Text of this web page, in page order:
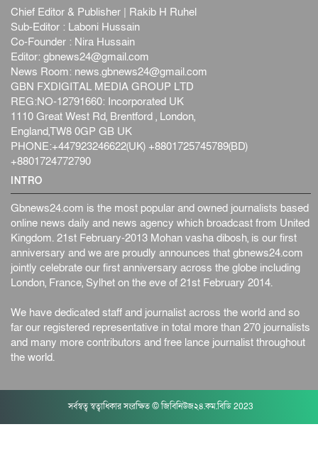
Chief Editor & Publisher | Rakib H Ruhel
Sub-Editor : Laboni Hussain
Co-Founder : Nira Hussain
Editor: gbnews24@gmail.com
News Room: news.gbnews24@gmail.com
GBN FXDIGITAL MEDIA GROUP LTD
REG:NO-12791660: Incorporated UK
1110 Great West Rd, Brentford , London,
England,TW8 0GP GB UK
PHONE:+447923246622(UK) +8801725745789(BD)
+8801724772790
INTRO
Gbnews24.com is the most popular and owned journalists based
online news daily and news agency which broadcast from United
Kingdom. 21st February-2013 Mohan vasha dibosh, is our first
anniversary and we are proudly announces that gbnews24.com
jointly celebrate our first anniversary across the globe including
London, France, Sylhet on the eve of 21st February 2014.
We have dedicated staff and journalist across the world and so
far our registered representative in total more than 270 journalists
and many more contributors and free lance journalist throughout
the world.
সর্বস্বত্ব স্বত্বাধিকার সংরক্ষিত © জিবিনিউজ২৪.কম.বিডি 2023